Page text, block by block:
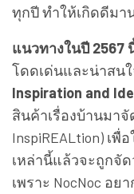
ทุกปี ทำให้เกิดดีมา
แนวทางในปี 2567
โดดเด่นและน่าสน
Inspiration and
สินค้าเรื่องบ้านมา
InspiREALtion) เพื่
เหล่านี้แล้วจะถูกจัด
เพราะ NocNoc อ